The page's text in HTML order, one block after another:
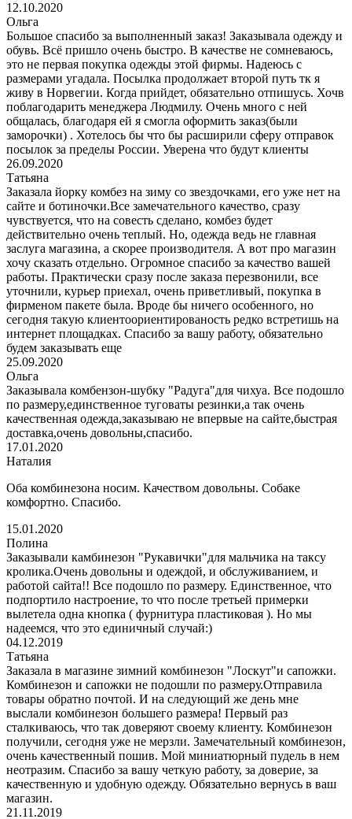
12.10.2020
Ольга
Большое спасибо за выполненный заказ! Заказывала одежду и
обувь. Всё пришло очень быстро. В качестве не сомневаюсь,
это не первая покупка одежды этой фирмы. Надеюсь с
размерами угадала. Посылка продолжает второй путь тк я
живу в Норвегии. Когда прийдет, обязательно отпишусь. Хочв
поблагодарить менеджера Людмилу. Очень много с ней
общалась, благодаря ей я смогла оформить заказ(были
заморочки) . Хотелось бы что бы расширили сферу отправок
посылок за пределы России. Уверена что будут клиенты
26.09.2020
Татьяна
Заказала йорку комбез на зиму со звездочками, его уже нет на
сайте и ботиночки.Все замечательного качество, сразу
чувствуется, что на совесть сделано, комбез будет
действительно очень теплый. Но, одежда ведь не главная
заслуга магазина, а скорее производителя. А вот про магазин
хочу сказать отдельно. Огромное спасибо за качество вашей
работы. Практически сразу после заказа перезвонили, все
уточнили, курьер приехал, очень приветливый, покупка в
фирменом пакете была. Вроде бы ничего особенного, но
сегодня такую клиентоориентированость редко встретишь на
интернет площадках. Спасибо за вашу работу, обязательно
будем заказывать еще
25.09.2020
Ольга
Заказывала комбензон-шубку "Радуга"для чихуа. Все подошло
по размеру,единственное туговаты резинки,а так очень
качественная одежда,заказываю не впервые на сайте,быстрая
доставка,очень довольны,спасибо.
17.01.2020
Наталия
Оба комбинезона носим. Качеством довольны. Собаке
комфортно. Спасибо.
15.01.2020
Полина
Заказывали камбинезон "Рукавички"для мальчика на таксу
кролика.Очень довольны и одеждой, и обслуживанием, и
работой сайта!! Все подошло по размеру. Единственное, что
подпортило настроение, то что после третьей примерки
вылетела одна кнопка ( фурнитура пластиковая ). Но мы
надеемся, что это единичный случай:)
04.12.2019
Татьяна
Заказала в магазине зимний комбинезон "Лоскут"и сапожки.
Комбинезон и сапожки не подошли по размеру.Отправила
товары обратно почтой. И на следующий же день мне
выслали комбинезон большего размера! Первый раз
сталкиваюсь, что так доверяют своему клиенту. Комбинезон
получили, сегодня уже не мерзли. Замечательный комбинезон,
очень качественный пошив. Мой миниатюрный пудель в нем
неотразим. Спасибо за вашу четкую работу, за доверие, за
качественную и удобную одежду. Обязательно вернусь в ваш
магазин.
21.11.2019